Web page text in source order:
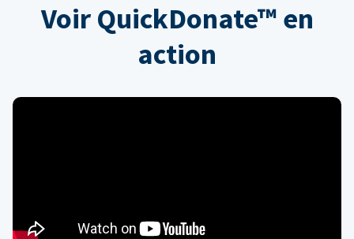
Voir QuickDonate™ en
action